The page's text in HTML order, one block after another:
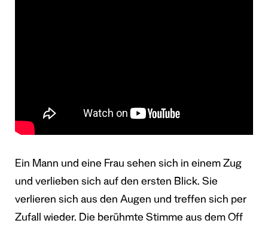
Ein Mann und eine Frau sehen sich in einem Zug
und verlieben sich auf den ersten Blick. Sie
verlieren sich aus den Augen und treffen sich per
Zufall wieder. Die berühmte Stimme aus dem Off